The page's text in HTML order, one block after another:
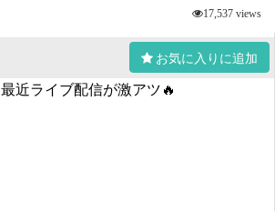
17,537 views
お気に入りに追加
最近ライブ配信が激アツ🔥